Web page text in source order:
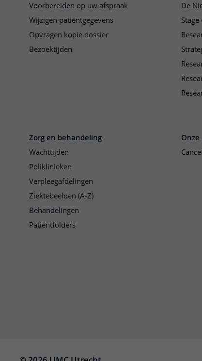
Voorbereiden op uw afspraak
Wijzigen patiëntgegevens
Opvragen kopie dossier
Bezoektijden
De
Zorg en behandeling
Wachttijden
Poliklinieken
Verpleegafdelingen
Ziektebeelden (A-Z)
Behandelingen
Patiëntfolders
Onze